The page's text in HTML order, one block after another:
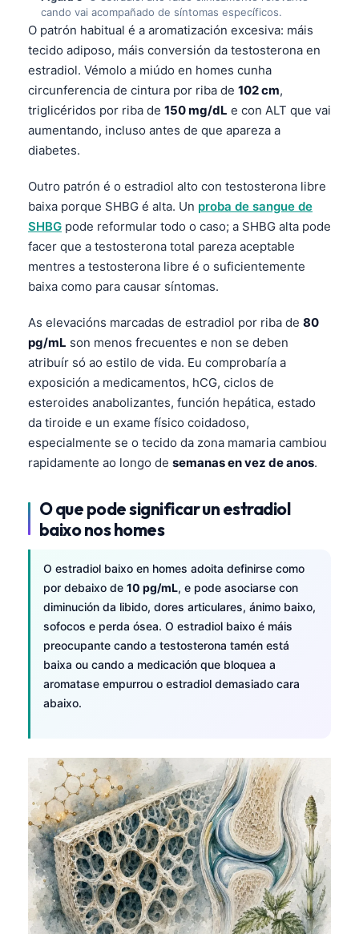
cando vai acompañado de síntomas específicos.
O patrón habitual é a aromatización excesiva: máis
tecido adiposo, máis conversión da testosterona en
estradiol. Vémolo a miúdo en homes cunha
circunferencia de cintura por riba de 102 cm,
triglicéridos por riba de 150 mg/dL e con ALT que vai
aumentando, incluso antes de que apareza a
diabetes.
Outro patrón é o estradiol alto con testosterona libre
baixa porque SHBG é alta. Un proba de sangue de
SHBG pode reformular todo o caso; a SHBG alta pode
facer que a testosterona total pareza aceptable
mentres a testosterona libre é o suficientemente
baixa como para causar síntomas.
As elevacións marcadas de estradiol por riba de 80
pg/mL son menos frecuentes e non se deben
atribuír só ao estilo de vida. Eu comprobaría a
exposición a medicamentos, hCG, ciclos de
esteroides anabolizantes, función hepática, estado
da tiroide e un exame físico coidadoso,
especialmente se o tecido da zona mamaria cambiou
rapidamente ao longo de semanas en vez de anos.
O que pode significar un estradiol
baixo nos homes
O estradiol baixo en homes adoita definirse como
por debaixo de 10 pg/mL, e pode asociarse con
diminución da libido, dores articulares, ánimo baixo,
sofocos e perda ósea. O estradiol baixo é máis
preocupante cando a testosterona tamén está
baixa ou cando a medicación que bloquea a
aromatase empurrou o estradiol demasiado cara
abaixo.
Basa Jawa
Cebuano
ئۇيغۇرچە
Кыргызча
Татар теле
Беларуская мова
Esperanto
Ślōnskŏ gŏdka
Norsk bokmål